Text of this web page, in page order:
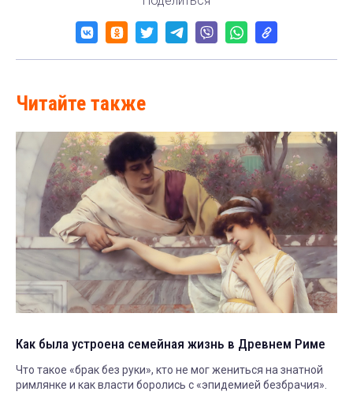
Читайте также
Как была устроена семейная жизнь в Древнем Риме
Что такое «брак без руки», кто не мог жениться на знатной
римлянке и как власти боролись с «эпидемией безбрачия».